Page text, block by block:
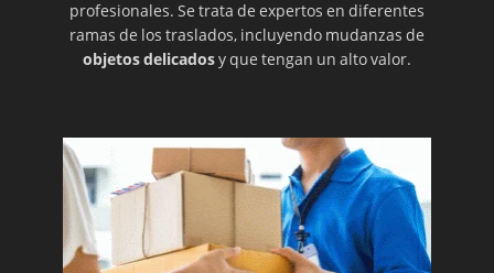
profesionales. Se trata de expertos en diferentes
ramas de los traslados, incluyendo mudanzas de
objetos delicadosy que tengan un alto valor.